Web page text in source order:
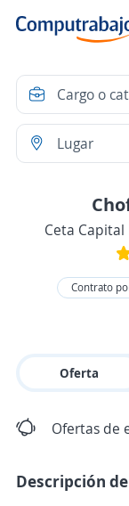
Ceta
Contrato
Oferta
Ofertas de
Descripción